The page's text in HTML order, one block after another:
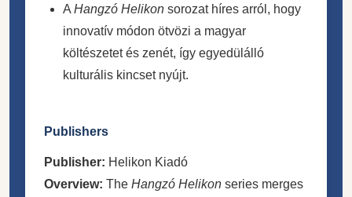
A Hangzó Helikon sorozat híres arról, hogy
innovatív módon ötvözi a magyar
költészetet és zenét, így egyedülálló
kulturális kincset nyújt.
Publishers
Publisher: Helikon Kiadó
Overview: The Hangzó Helikon series merges